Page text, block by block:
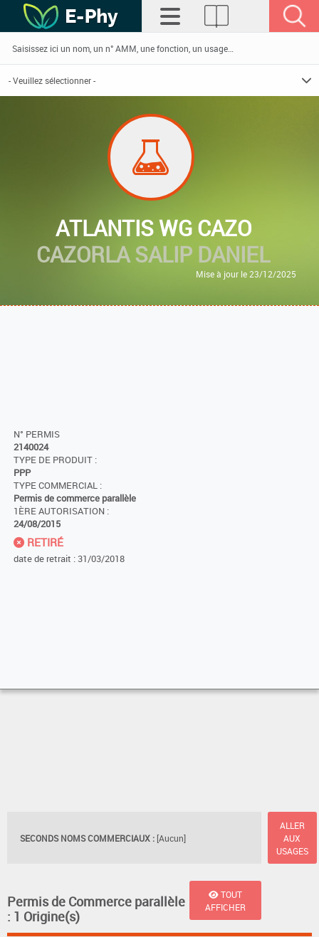
ATLANTIS WG CAZO
CAZORLA SALIP DANIEL
Mise à jour le 23/12/2025
N° PERMIS
2140024
TYPE DE PRODUIT :
PPP
TYPE COMMERCIAL :
Permis de commerce parallèle
1ÈRE AUTORISATION :
24/08/2015
RETIRÉ
date de retrait : 31/03/2018
SECONDS NOMS COMMERCIAUX : [Aucun]
ALLER
AUX
USAGES
Permis de Commerce parallèle
: 1 Origine(s)
TOUT
AFFICHER